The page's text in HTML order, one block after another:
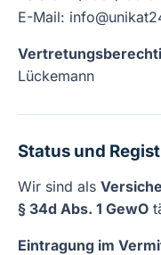
E-Mail:
Lückemann
Status und
Wir sind als
§ 34d Abs. 1 GewO
Eintragung im